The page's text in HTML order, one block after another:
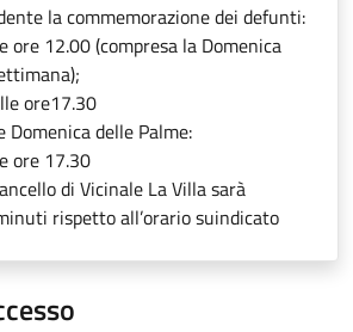
la commemorazione dei defunti:
ore 12.00 (compresa la Domenica
ore17.30
Domenica delle Palme:
ore 17.30
di Vicinale La Villa sarà
rispetto all’orario suindicato